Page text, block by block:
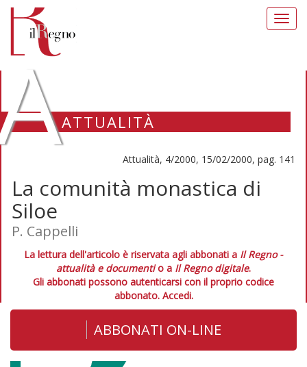
ATTUALITÀ
Attualità, 4/2000, 15/02/2000, pag. 141
La comunità monastica di
Siloe
P. Cappelli
La lettura dell'articolo è riservata agli abbonati a Il Regno -
attualità e documentio a Il Regno digitale.
Gli abbonati possono autenticarsi con il proprio codice
abbonato. Accedi.
ABBONATI ON-LINE